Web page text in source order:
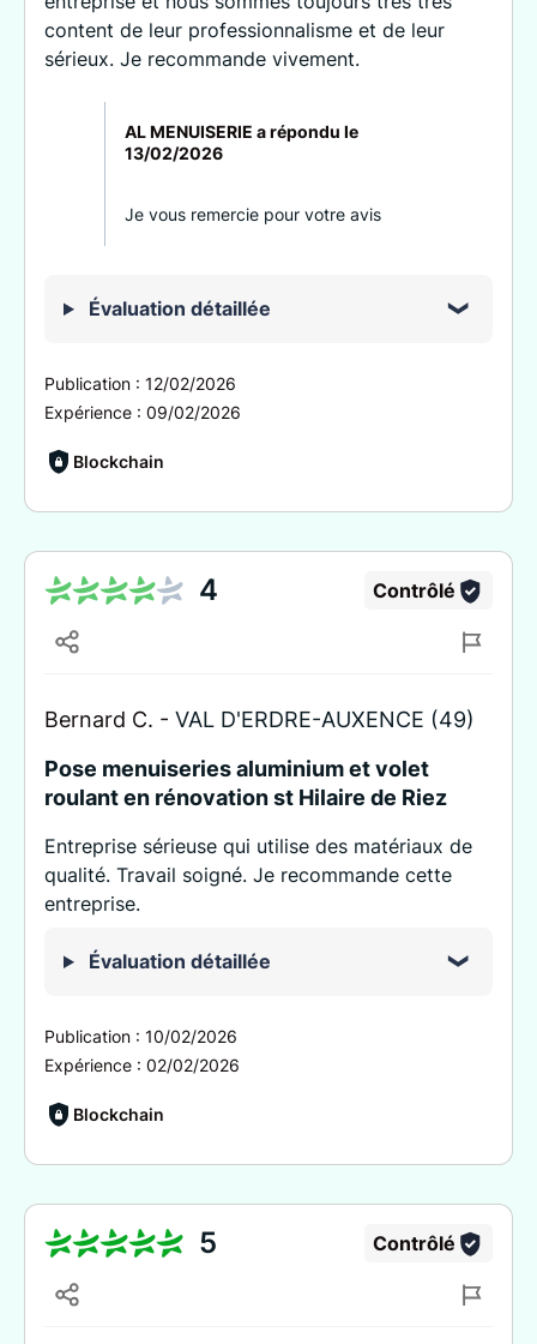
content de leur professionnalisme et de leur
sérieux. Je recommande vivement.
AL MENUISERIE a répondu le
13/02/2026
Je vous remercie pour votre avis
Évaluation détaillée
Publication : 12/02/2026
Expérience : 09/02/2026
Blockchain
4 Contrôlé
Bernard C. - VAL D'ERDRE-AUXENCE (49)
Pose menuiseries aluminium et volet
roulant en rénovation st Hilaire de Riez
Entreprise sérieuse qui utilise des matériaux de
qualité. Travail soigné. Je recommande cette
entreprise.
Évaluation détaillée
Publication : 10/02/2026
Expérience : 02/02/2026
Blockchain
5 Contrôlé